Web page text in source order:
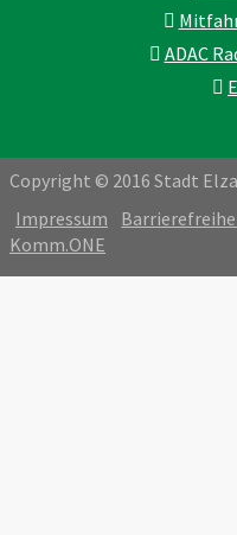
ADAC
Copyright © 2016 Stadt
Impressum
Komm.ONE